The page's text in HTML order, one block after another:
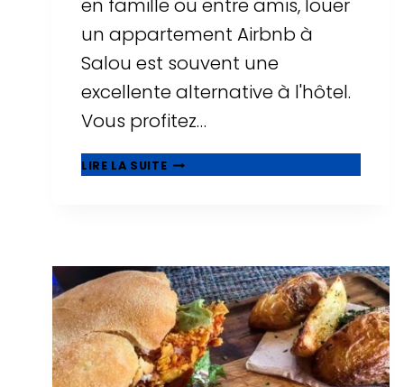
en famille ou entre amis, louer
un appartement Airbnb à
Salou est souvent une
excellente alternative à l'hôtel.
Vous profitez…
LIRE LA SUITE▷
LES
SALOU
:
APPARTEMENTS
AVEC
PISCINE
ET
VUE